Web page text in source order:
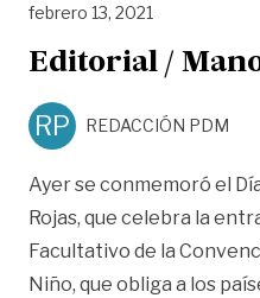
febrero 13, 2021
Editorial /
RP REDACCIÓN PDM
Ayer se conmemoró el
Rojas, que celebra la
Facultativo de la
Niño, que obliga a los